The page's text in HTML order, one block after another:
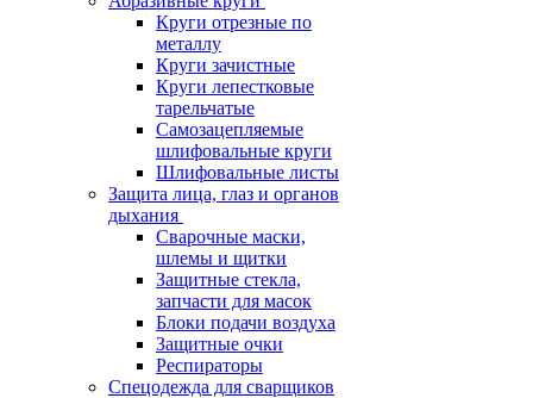
Круги отрезные по
металлу
Круги зачистные
Круги лепестковые
тарельчатые
Самозацепляемые
шлифовальные круги
Шлифовальные листы
Защита лица, глаз и органов
дыхания
Сварочные маски,
шлемы и щитки
Защитные стекла,
запчасти для масок
Блоки подачи воздуха
Защитные очки
Респираторы
Спецодежда для сварщиков